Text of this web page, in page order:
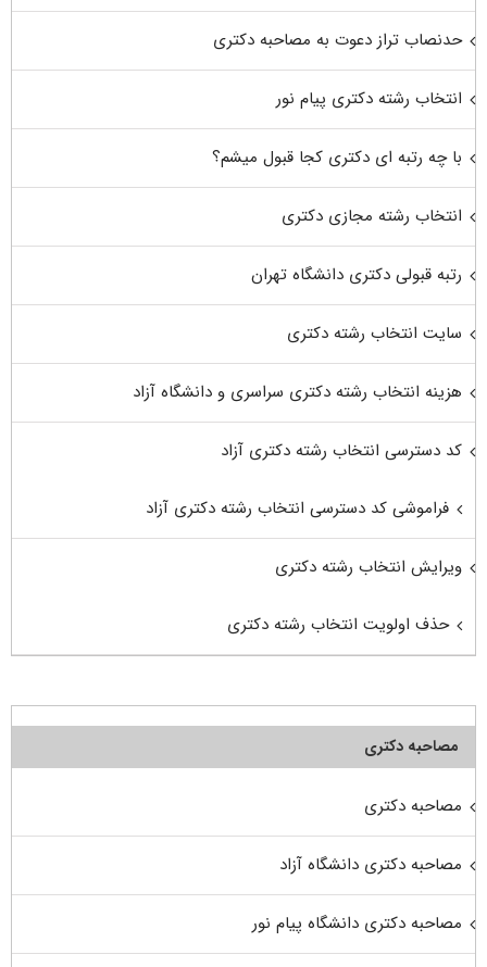
حدنصاب تراز دعوت به مصاحبه دکتری
انتخاب رشته دکتری پیام نور
با چه رتبه ای دکتری کجا قبول میشم؟
انتخاب رشته مجازی دکتری
رتبه قبولی دکتری دانشگاه تهران
سایت انتخاب رشته دکتری
هزینه انتخاب رشته دکتری سراسری و دانشگاه آزاد
کد دسترسی انتخاب رشته دکتری آزاد
فراموشی کد دسترسی انتخاب رشته دکتری آزاد
ویرایش انتخاب رشته دکتری
حذف اولویت انتخاب رشته دکتری
مصاحبه دکتری
مصاحبه دکتری
مصاحبه دکتری دانشگاه آزاد
مصاحبه دکتری دانشگاه پیام نور